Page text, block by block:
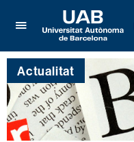
per
desplegar
el
menú
de
Facultat
de
Universitat
Autònoma
de
Barcelona
Actualitat